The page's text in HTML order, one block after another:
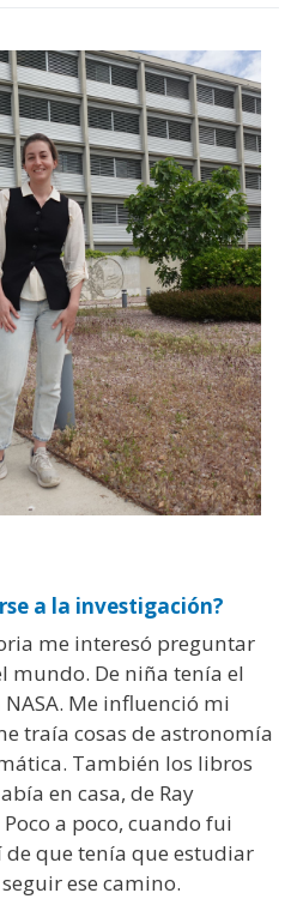
a la investigación?
me interesó preguntar
mundo. De niña tenía el
Me influenció mi
traía cosas de astronomía
También los libros
en casa, de Ray
a poco, cuando fui
de que tenía que estudiar
ese camino.